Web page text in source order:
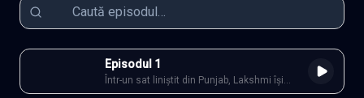
Episodul 1
Într-un sat liniștit din Punjab, Lakshmi își
poartă zilele cu modestie, credință și o inimă